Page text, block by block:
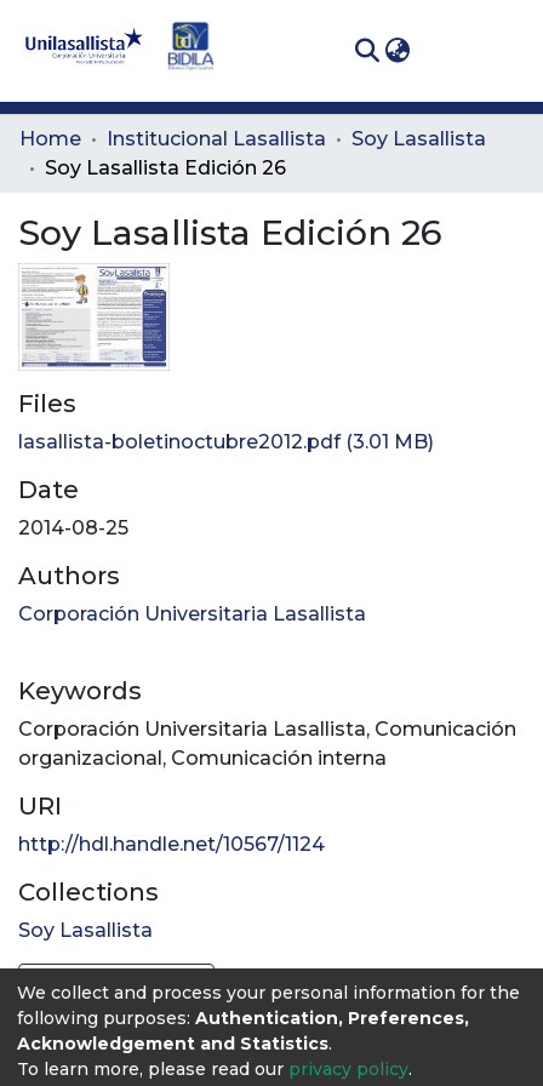
Communities
& Collections
All of DSpace
Statistics
Home Institucional Lasallista
Soy Lasallista
Soy Lasallista Edición 26
Soy Lasallista Edición 26
Files
lasallista-boletinoctubre2012.pdf(3.01 MB)
Date
2014-08-25
Authors
Corporación Universitaria Lasallista
Keywords
Corporación Universitaria Lasallista, Comunicación
organizacional , Comunicación interna
URI
http://hdl.handle.net/10567/1124
Collections
Soy Lasallista
Full item page
We collect and process your personal information for the
following purposes: Authentication, Preferences,
Acknowledgement and Statistics.
To learn more, please read our privacy policy.